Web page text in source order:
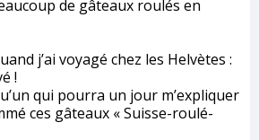
de gâteaux roulés en
j’ai voyagé chez les Helvètes :
!
qui pourra un jour m’expliquer
ces gâteaux « Suisse-roulé-